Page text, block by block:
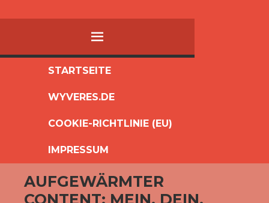
MENÜ
SPRINGEN
STARTSEITE
WYVERES.DE
COOKIE-RICHTLINIE (EU)
IMPRESSUM
AUFGEWÄRMTER
CONTENT: MEIN, DEIN,